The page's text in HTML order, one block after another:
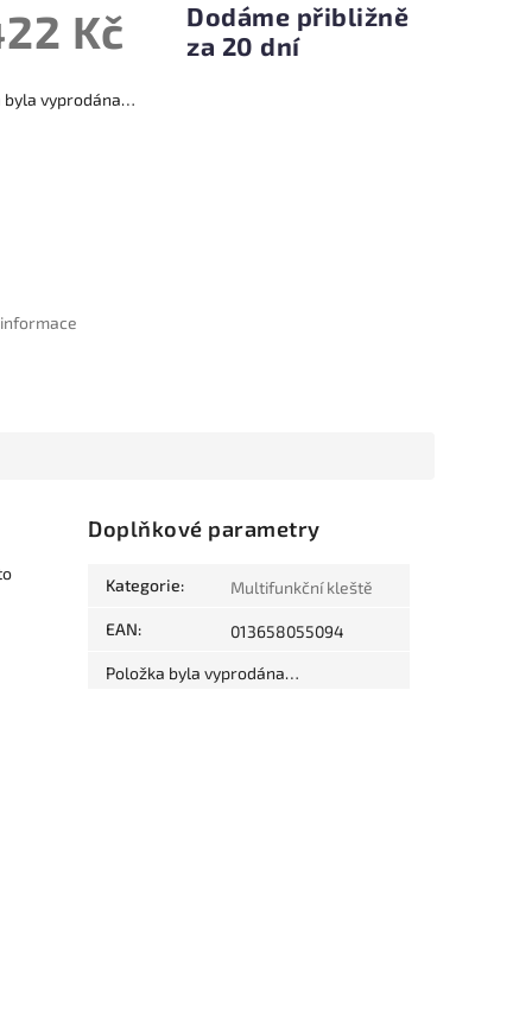
Kč
Dodáme přibližně
za 20 dní
byla vyprodána…
Doplňkové parametry
Kategorie: Multifunkční kleště
EAN: 013658055094
Položka byla vyprodána…